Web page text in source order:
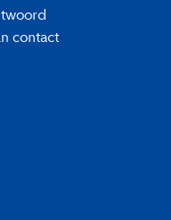
contact